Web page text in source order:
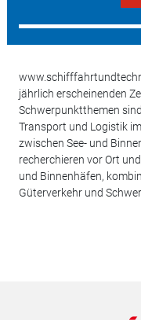
jährlich erscheinenden
Schwerpunktthemen
Transport und Logistik
zwischen See- und
recherchieren vor Ort
und Binnenhäfen,
Güterverkehr und